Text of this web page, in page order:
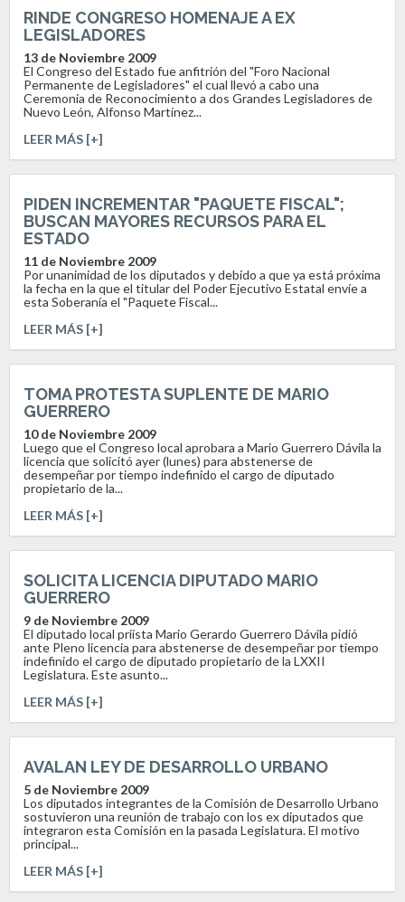
RINDE CONGRESO HOMENAJE A EX
LEGISLADORES
13 de Noviembre 2009
El Congreso del Estado fue anfitrión del "Foro Nacional
Permanente de Legisladores" el cual llevó a cabo una
Ceremonia de Reconocimiento a dos Grandes Legisladores de
Nuevo León, Alfonso Martínez...
LEER MÁS [+]
PIDEN INCREMENTAR "PAQUETE FISCAL";
BUSCAN MAYORES RECURSOS PARA EL
ESTADO
11 de Noviembre 2009
Por unanimidad de los diputados y debido a que ya está próxima
la fecha en la que el titular del Poder Ejecutivo Estatal envíe a
esta Soberanía el "Paquete Fiscal...
LEER MÁS [+]
TOMA PROTESTA SUPLENTE DE MARIO
GUERRERO
10 de Noviembre 2009
Luego que el Congreso local aprobara a Mario Guerrero Dávila la
licencia que solicitó ayer (lunes) para abstenerse de
desempeñar por tiempo indefinido el cargo de diputado
propietario de la...
LEER MÁS [+]
SOLICITA LICENCIA DIPUTADO MARIO
GUERRERO
9 de Noviembre 2009
El diputado local priísta Mario Gerardo Guerrero Dávila pidió
ante Pleno licencia para abstenerse de desempeñar por tiempo
indefinido el cargo de diputado propietario de la LXXII
Legislatura. Este asunto...
LEER MÁS [+]
AVALAN LEY DE DESARROLLO URBANO
5 de Noviembre 2009
Los diputados integrantes de la Comisión de Desarrollo Urbano
sostuvieron una reunión de trabajo con los ex diputados que
integraron esta Comisión en la pasada Legislatura. El motivo
principal...
LEER MÁS [+]